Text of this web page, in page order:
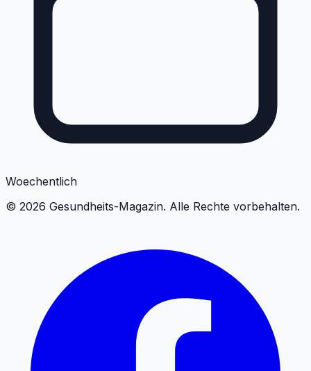
Woechentlich
© 2026 Gesundheits-Magazin. Alle Rechte vorbehalten.